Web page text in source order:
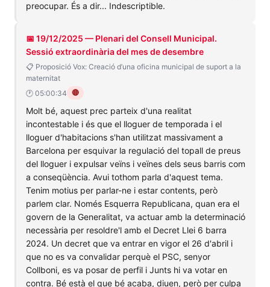
preocupar. És a dir... Indescriptible.
📅 19/12/2025 — Plenari del Consell Municipal.
Sessió extraordinària del mes de desembre
📋 Proposició Vox: Creació d’una oficina municipal de suport a la
maternitat
🕐 05:00:34 🔴
Molt bé, aquest prec parteix d'una realitat
incontestable i és que el lloguer de temporada i el
lloguer d'habitacions s'han utilitzat massivament a
Barcelona per esquivar la regulació del topall de preus
del lloguer i expulsar veïns i veïnes dels seus barris com
a conseqüència. Avui tothom parla d'aquest tema.
Tenim motius per parlar-ne i estar contents, però
parlem clar. Només Esquerra Republicana, quan era el
govern de la Generalitat, va actuar amb la determinació
necessària per resoldre'l amb el Decret Llei 6 barra
2024. Un decret que va entrar en vigor el 26 d'abril i
que no es va convalidar perquè el PSC, senyor
Collboni, es va posar de perfil i Junts hi va votar en
contra. Bé està el que bé acaba, diuen, però per culpa